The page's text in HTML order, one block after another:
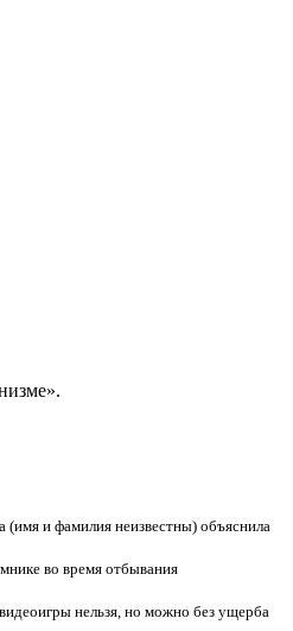
(имя и фамилия неизвестны) объяснила
во время отбывания
нельзя, но можно без ущерба